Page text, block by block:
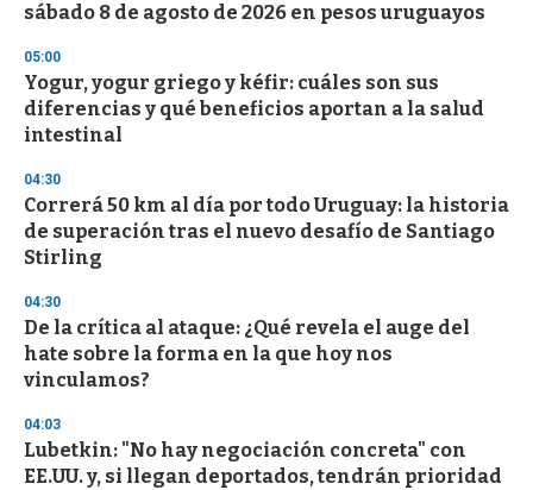
sábado 8 de agosto de 2026 en pesos uruguayos
05:00
Yogur, yogur griego y kéfir: cuáles son sus
diferencias y qué beneficios aportan a la salud
intestinal
04:30
Correrá 50 km al día por todo Uruguay: la historia
de superación tras el nuevo desafío de Santiago
Stirling
04:30
De la crítica al ataque: ¿Qué revela el auge del
hate sobre la forma en la que hoy nos
vinculamos?
04:03
Lubetkin: "No hay negociación concreta" con
EE.UU. y, si llegan deportados, tendrán prioridad